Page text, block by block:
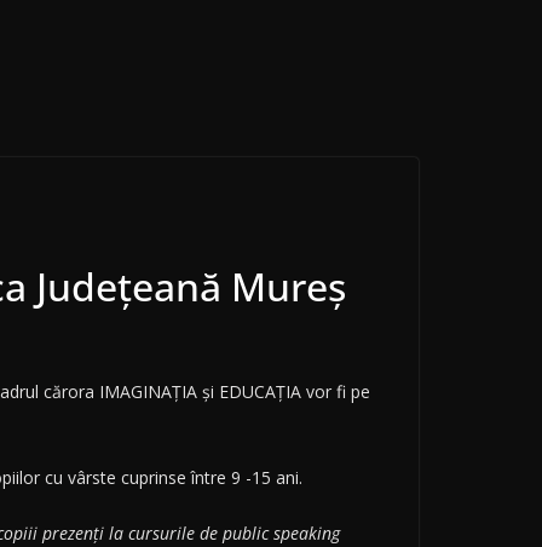
Județeană Mureș
cărora IMAGINAȚIA și EDUCAȚIA vor fi pe
cu vârste cuprinse între 9 -15 ani.
prezenți la cursurile de public speaking